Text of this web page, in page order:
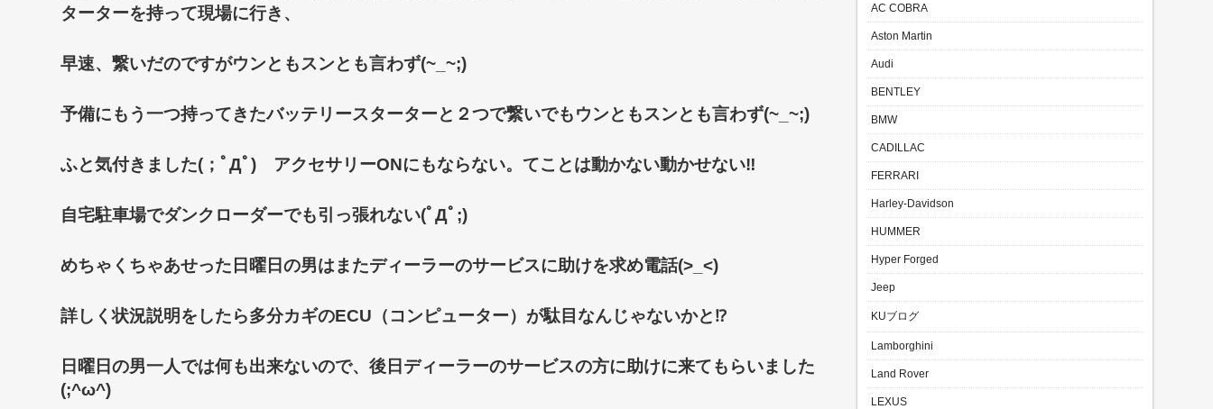
ターターを持って現場に行き、
早速、繋いだのですがウンともスンとも言わず(~_~;)
予備にもう一つ持ってきたバッテリースターターと２つで繋いでもウンともスンとも言わず(~_~;)
ふと気付きました(；ﾟДﾟ) アクセサリーONにもならない。 てことは動かない動かせない‼
自宅駐車場でダンクローダーでも引っ張れない(ﾟДﾟ;)
めちゃくちゃあせった日曜日の男はまたディーラーのサービスに助けを求め電話(>_<)
詳しく状況説明をしたら多分カギのECU（コンピューター）が駄目なんじゃないかと⁉
日曜日の男一人では何も出来ないので、後日ディーラーのサービスの方に助けに来てもらいました
(;^ω^)
AC COBRA
Aston Martin
Audi
BENTLEY
BMW
CADILLAC
FERRARI
Harley-Davidson
HUMMER
Hyper Forged
Jeep
KUブログ
Lamborghini
Land Rover
LEXUS